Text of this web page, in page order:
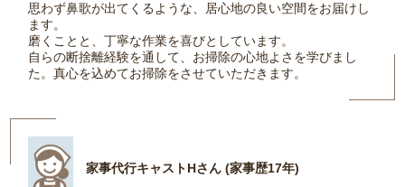
思わず鼻歌が出てくるような、居心地の良い空間をお届けし
ます。
磨くことと、丁寧な作業を喜びとしています。
自らの断捨離経験を通して、お掃除の心地よさを学びまし
た。真心を込めてお掃除をさせていただきます。
家事代行キャストHさん (家事歴17年)